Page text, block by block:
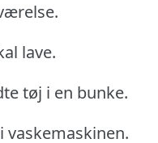
lave.
tøj i en bunke.
vaskemaskinen.